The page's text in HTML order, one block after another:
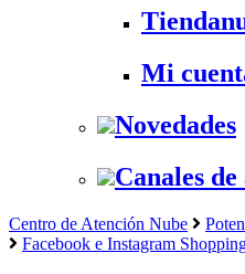
Mi
Novedades
Canales
Centro de Atención Nube
Facebook e Instagram